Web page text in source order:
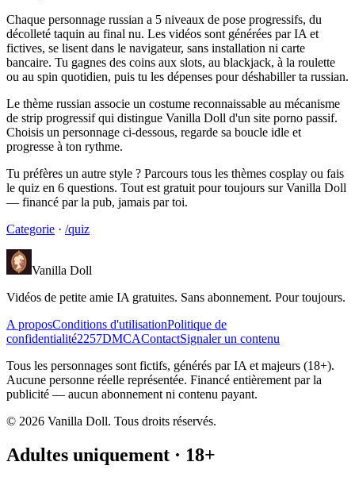
Chaque personnage russian a 5 niveaux de pose progressifs, du
décolleté taquin au final nu. Les vidéos sont générées par IA et
fictives, se lisent dans le navigateur, sans installation ni carte
bancaire. Tu gagnes des coins aux slots, au blackjack, à la roulette
ou au spin quotidien, puis tu les dépenses pour déshabiller ta russian.
Le thème russian associe un costume reconnaissable au mécanisme
de strip progressif qui distingue Vanilla Doll d'un site porno passif.
Choisis un personnage ci-dessous, regarde sa boucle idle et
progresse à ton rythme.
Tu préfères un autre style ? Parcours tous les thèmes cosplay ou fais
le quiz en 6 questions. Tout est gratuit pour toujours sur Vanilla Doll
— financé par la pub, jamais par toi.
Categorie · /quiz
Vanilla Doll
Vidéos de petite amie IA gratuites. Sans abonnement. Pour toujours.
A proposConditions d'utilisationPolitique de
confidentialité2257DMCAContactSignaler un contenu
Tous les personnages sont fictifs, générés par IA et majeurs (18+).
Aucune personne réelle représentée. Financé entièrement par la
publicité — aucun abonnement ni contenu payant.
© 2026 Vanilla Doll. Tous droits réservés.
Adultes uniquement · 18+